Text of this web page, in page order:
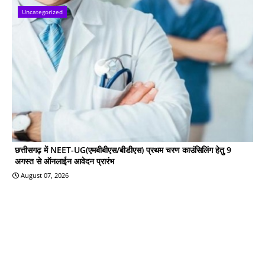
Uncategorized
छत्तीसगढ़ में NEET-UG(एमबीबीएस/बीडीएस) प्रथम चरण काउंसिलिंग हेतु 9
अगस्त से ऑनलाईन आवेदन प्रारंभ
August 07, 2026